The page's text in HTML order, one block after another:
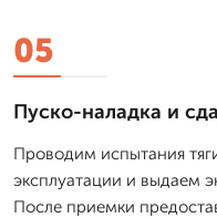
05
Пуско-наладка и
Проводим испытания
эксплуатации и выдаем
После приемки